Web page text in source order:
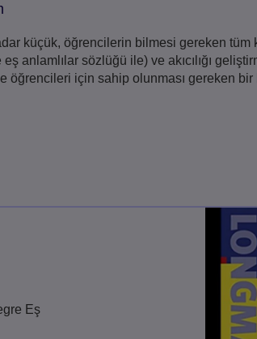
küçük, öğrencilerin bilmesi gereken
eş anlamlılar sözlüğü ile) ve akıcılığı
öğrencileri için sahip olunması gereken bir
Eş